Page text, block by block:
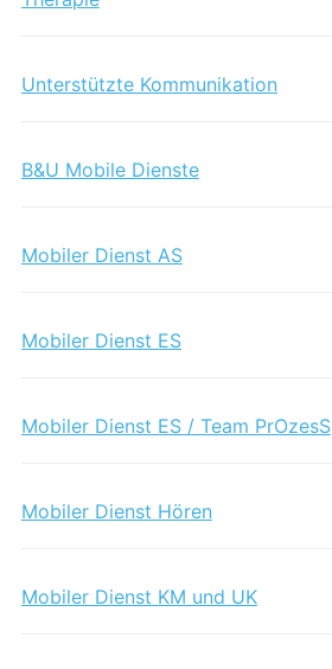
Unterstützte Kommunikation
B&U Mobile Dienste
Mobiler Dienst AS
Mobiler Dienst ES
Mobiler Dienst ES / Team PrOzesS
Mobiler Dienst Hören
Mobiler Dienst KM und UK